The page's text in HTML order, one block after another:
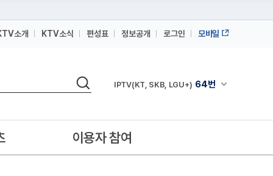
소개 KTV소식 편성표 정보공개 로그인 모바일
검색 채널안내 펼쳐
IPTV(KT, SKB, LGU+) 64번
IPTV(KT, SKB, LGU+)
이용자 참여